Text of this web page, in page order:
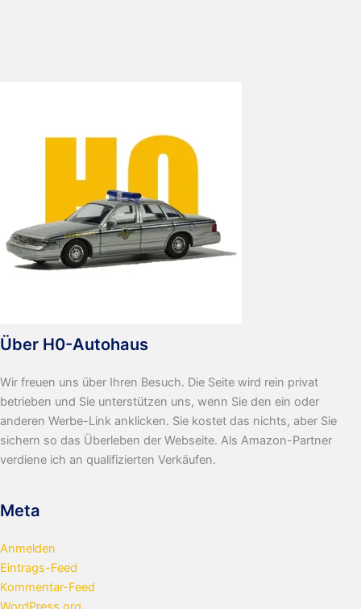
Über H0-Autohaus
Wir freuen uns über Ihren Besuch. Die Seite wird rein privat
betrieben und Sie unterstützen uns, wenn Sie den ein oder
anderen Werbe-Link anklicken. Sie kostet das nichts, aber Sie
sichern so das Überleben der Webseite. Als Amazon-Partner
verdiene ich an qualifizierten Verkäufen.
Meta
Anmelden
Eintrags-Feed
Kommentar-Feed